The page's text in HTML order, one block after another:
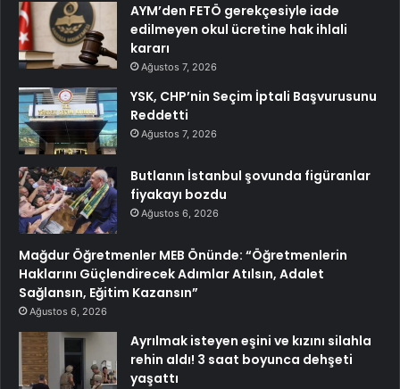
AYM’den FETÖ gerekçesiyle iade
edilmeyen okul ücretine hak ihlali
kararı
Ağustos 7, 2026
YSK, CHP’nin Seçim İptali Başvurusunu
Reddetti
Ağustos 7, 2026
Butlanın İstanbul şovunda figüranlar
fiyakayı bozdu
Ağustos 6, 2026
Mağdur Öğretmenler MEB Önünde: “Öğretmenlerin
Haklarını Güçlendirecek Adımlar Atılsın, Adalet
Sağlansın, Eğitim Kazansın”
Ağustos 6, 2026
Ayrılmak isteyen eşini ve kızını silahla
rehin aldı! 3 saat boyunca dehşeti
yaşattı